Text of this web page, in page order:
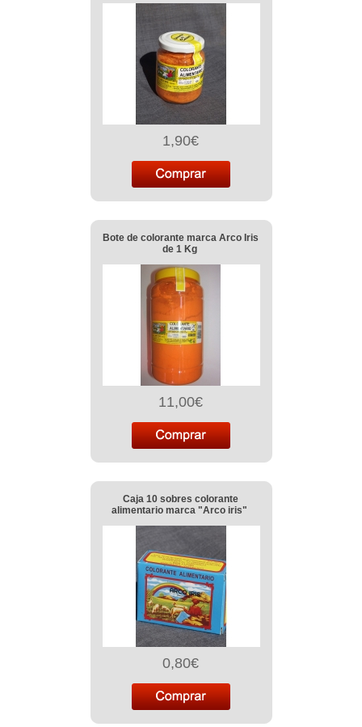
1,90€
Bote de colorante marca Arco Iris
de 1 Kg
11,00€
Caja 10 sobres colorante
alimentario marca "Arco iris"
0,80€